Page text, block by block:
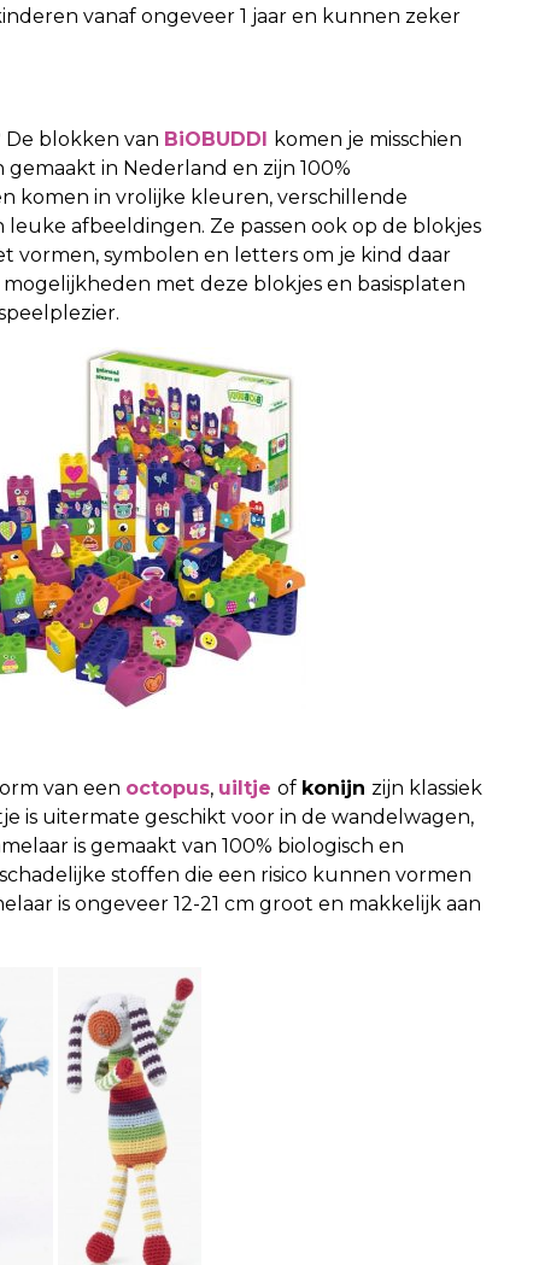
vanaf ongeveer 1 jaar en kunnen zeker
De blokken van BiOBUDDI komen je misschien
in Nederland en zijn 100%
komen in vrolijke kleuren, verschillende
afbeeldingen. Ze passen ook op de blokjes
vormen, symbolen en letters om je kind daar
met deze blokjes en basisplaten
van een octopus, uiltje of konijn zijn klassiek
is uitermate geschikt voor in de wandelwagen,
is gemaakt van 100% biologisch en
stoffen die een risico kunnen vormen
is ongeveer 12-21 cm groot en makkelijk aan